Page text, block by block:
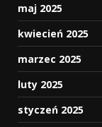
maj 2025
kwiecień 2025
marzec 2025
luty 2025
styczeń 2025